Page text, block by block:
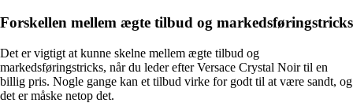
Forskellen mellem ægte tilbud og markedsføringstricks
Det er vigtigt at kunne skelne mellem ægte tilbud og
markedsføringstricks, når du leder efter Versace Crystal Noir til en
billig pris. Nogle gange kan et tilbud virke for godt til at være sandt, og
det er måske netop det.